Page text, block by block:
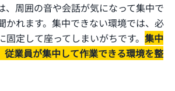
、周囲の音や会話が気になって集中で
かれます。集中できない環境では、必
定して座ってしまいがちです。 集中
従業員が集中して作業できる環境を整